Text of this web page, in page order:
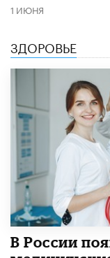
1 ИЮНЯ
ЗДОРОВЬЕ
В России